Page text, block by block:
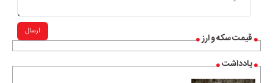
قیمت سکه و ارز
یادداشت
ارسال